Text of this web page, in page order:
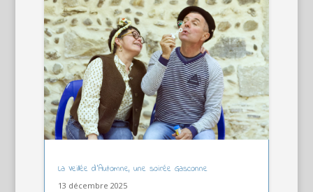
La Veillée d’Automne, une soirée Gasconne
13 décembre 2025